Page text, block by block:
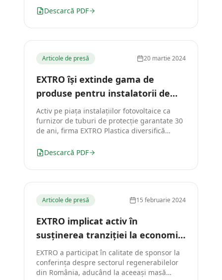
fixare.
Descarcă PDF
Articole de presă 20 martie 2024
EXTRO își extinde gama de
produse pentru instalatorii de
fotovoltaice
Activ pe piața instalațiilor fotovoltaice ca
furnizor de tuburi de protecție garantate 30
de ani, firma EXTRO Plastica diversifică
UV.Descarcă PDF
Articole de presă 15 februarie 2024
EXTRO implicat activ în
susținerea tranziției la economia
verde
EXTRO a participat în calitate de sponsor la
conferința despre sectorul regenerabilelor
din România, aducând la aceeași masă